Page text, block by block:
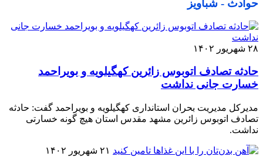
حوادث - شباویز
۲۸ شهریور ۱۴۰۲
حادثه تصادف اتوبوس زائرین کهگیلویه و بویراحمد
خسارت جانی نداشت
مدیرکل مدیریت بحران استانداری کهگیلویه و بویراحمد گفت: حادثه
تصادف اتوبوس زائرین مشهد مقدس استان هیچ گونه خسارتی
نداشت.
۲۱ شهریور ۱۴۰۲